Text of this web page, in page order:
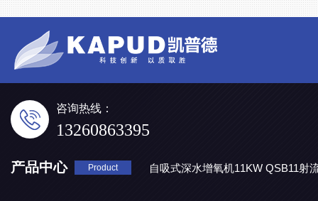
咨询热线：
13260863395
产品中心 Product
自吸式深水增氧机11KW QSB11射